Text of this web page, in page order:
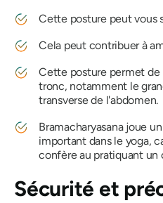
Cette posture peut vous
Cela peut contribuer à
Cette posture permet de
tronc, notamment le
transverse de l'abdomen.
Bramacharyasanajoue
important dans le yoga,
confère au pratiquant un
Sécurité et